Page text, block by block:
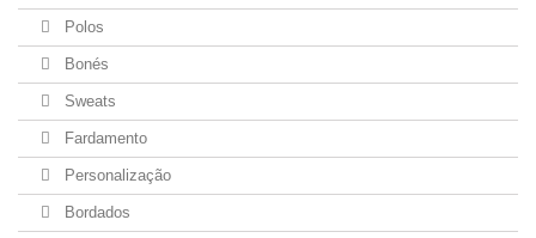
Polos
Bonés
Sweats
Fardamento
Personalização
Bordados